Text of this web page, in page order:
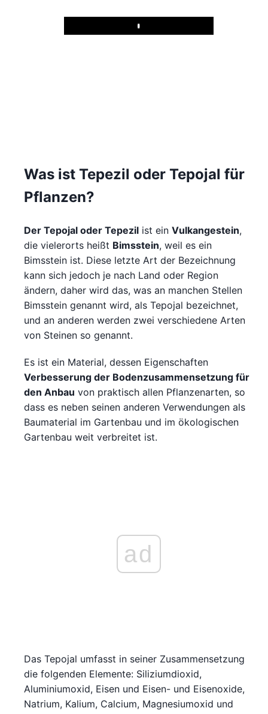
Play
Was ist Tepezil oder Tepojal für
Pflanzen?
Der Tepojal oder Tepezil ist ein Vulkangestein,
die vielerorts heißt Bimsstein, weil es ein
Bimsstein ist. Diese letzte Art der Bezeichnung
kann sich jedoch je nach Land oder Region
ändern, daher wird das, was an manchen Stellen
Bimsstein genannt wird, als Tepojal bezeichnet,
und an anderen werden zwei verschiedene Arten
von Steinen so genannt.
Es ist ein Material, dessen Eigenschaften
Verbesserung der Bodenzusammensetzung für
den Anbau von praktisch allen Pflanzenarten, so
dass es neben seinen anderen Verwendungen als
Baumaterial im Gartenbau und im ökologischen
Gartenbau weit verbreitet ist.
ad
Das Tepojal umfasst in seiner Zusammensetzung
die folgenden Elemente: Siliziumdioxid,
Aluminiumoxid, Eisen und Eisen- und Eisenoxide,
Natrium, Kalium, Calcium, Magnesiumoxid und